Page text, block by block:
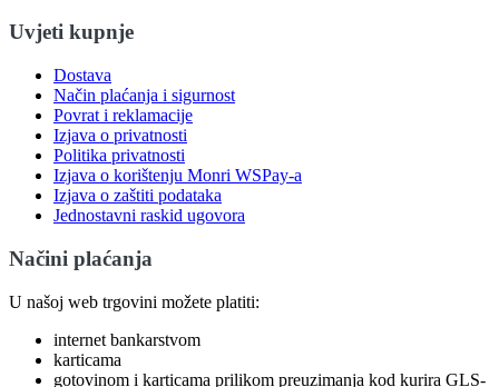
Uvjeti kupnje
Dostava
Način plaćanja i sigurnost
Povrat i reklamacije
Izjava o privatnosti
Politika privatnosti
Izjava o korištenju Monri WSPay-a
Izjava o zaštiti podataka
Jednostavni raskid ugovora
Načini plaćanja
U našoj web trgovini možete platiti:
internet bankarstvom
karticama
gotovinom i karticama prilikom preuzimanja kod kurira GLS-